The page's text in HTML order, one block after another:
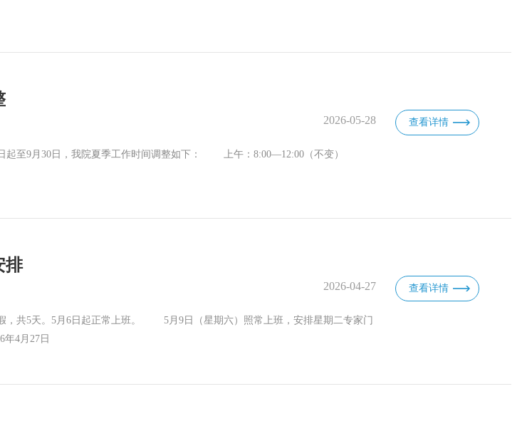
2026-05-28
起至9月30日，我院夏季工作时间调整如下： 上午：8:00—12:00（不变）
查看详情
排
2026-04-27
共5天。5月6日起正常上班。 5月9日（星期六）照常上班，安排星期二专家门
4月27日
查看详情